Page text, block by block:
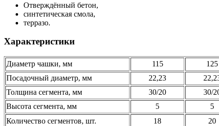
Отверждённый бетон,
синтетическая смола,
терразо.
Характеристики
Диаметр чашки, мм 115
125
Посадочный диаметр, мм
22,23
Толщина сегмента, мм
30/20
30/
Высота сегмента, мм
5
5
Количество сегментов, шт.
18 20